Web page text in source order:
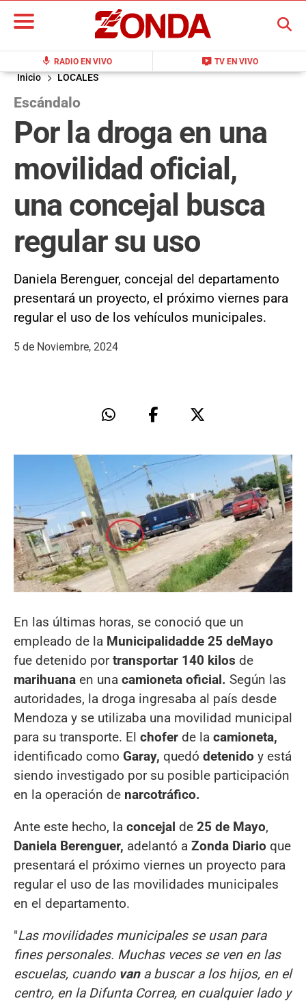
mic RADIO EN VIVO live_tv TV EN VIVO
BUSCAR
Inicio LOCALES
Escándalo
Por la droga en una
movilidad oficial,
una concejal busca
regular su uso
Daniela Berenguer, concejal del departamento
presentará un proyecto, el próximo viernes para
regular el uso de los vehículos municipales.
5 de Noviembre, 2024
En las últimas horas, se conoció que un
empleado de la Municipalidadde 25 deMayo
fue detenido portransportar 140 kilos de
marihuana en una camioneta oficial. Según las
autoridades, la droga ingresaba al país desde
Mendoza y se utilizaba una movilidad municipal
para su transporte. El chofer de la camioneta,
identificado como Garay, quedó detenido y está
siendo investigado por su posible participación
en la operación de narcotráfico.
Ante este hecho, la concejal de 25 de Mayo,
Daniela Berenguer, adelantó a Zonda Diario que
presentará el próximo viernes un proyecto para
regular el uso de las movilidades municipales
en el departamento.
"Las movilidades municipales se usan para
fines personales. Muchas veces se ven en las
escuelas, cuando vana buscar a los hijos, en el
centro, en la Difunta Correa, en cualquier lado y